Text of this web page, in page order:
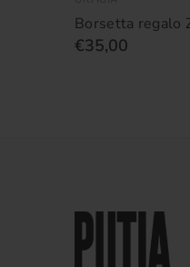
Borsetta regalo
€35,00